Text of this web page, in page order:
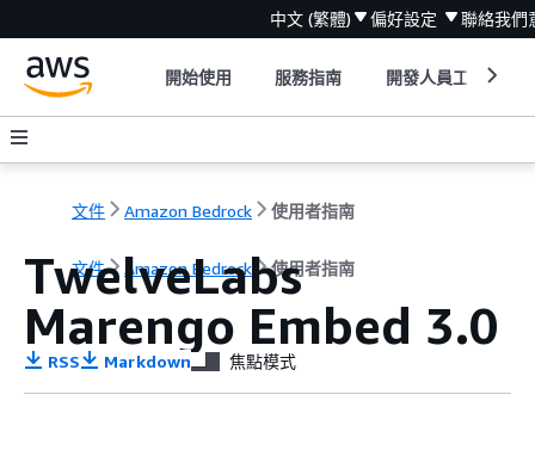
中文 (繁體) 偏好設定 聯絡我們
開始使用 服務指南 開發人員工具
文件 Amazon Bedrock 使用者指南
文件 Amazon Bedrock 使用者指南
TwelveLabs
Marengo Embed 3.0
RSS Markdown 焦點模式